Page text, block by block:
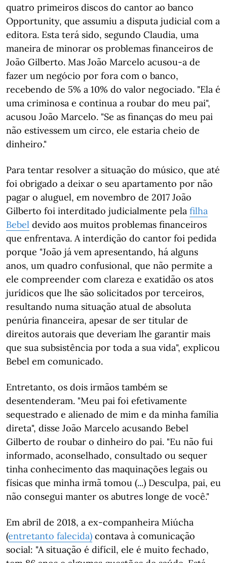
quatro primeiros discos do cantor ao banco
Opportunity, que assumiu a disputa judicial com a
editora. Esta terá sido, segundo Claudia, uma
maneira de minorar os problemas financeiros de
João Gilberto. Mas João Marcelo acusou-a de
fazer um negócio por fora com o banco,
recebendo de 5% a 10% do valor negociado. "Ela é
uma criminosa e continua a roubar do meu pai",
acusou João Marcelo. "Se as finanças do meu pai
não estivessem um circo, ele estaria cheio de
dinheiro."
Para tentar resolver a situação do músico, que até
foi obrigado a deixar o seu apartamento por não
pagar o aluguel, em novembro de 2017 João
Gilberto foi interditado judicialmente pela filha
Bebel devido aos muitos problemas financeiros
que enfrentava. A interdição do cantor foi pedida
porque "João já vem apresentando, há alguns
anos, um quadro confusional, que não permite a
ele compreender com clareza e exatidão os atos
jurídicos que lhe são solicitados por terceiros,
resultando numa situação atual de absoluta
penúria financeira, apesar de ser titular de
direitos autorais que deveriam lhe garantir mais
que sua subsistência por toda a sua vida", explicou
Bebel em comunicado.
Entretanto, os dois irmãos também se
desentenderam. "Meu pai foi efetivamente
sequestrado e alienado de mim e da minha família
direta", disse João Marcelo acusando Bebel
Gilberto de roubar o dinheiro do pai. "Eu não fui
informado, aconselhado, consultado ou sequer
tinha conhecimento das maquinações legais ou
físicas que minha irmã tomou (...) Desculpa, pai, eu
não consegui manter os abutres longe de você."
Em abril de 2018, a ex-companheira Miúcha
(entretanto falecida) contava à comunicação
social: "A situação é difícil, ele é muito fechado,